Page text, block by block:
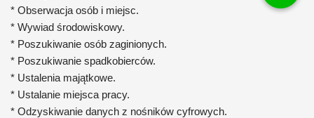
* Obserwacja osób i miejsc.
* Wywiad środowiskowy.
* Poszukiwanie osób zaginionych.
* Poszukiwanie spadkobierców.
* Ustalenia majątkowe.
* Ustalanie miejsca pracy.
* Odzyskiwanie danych z nośników cyfrowych.